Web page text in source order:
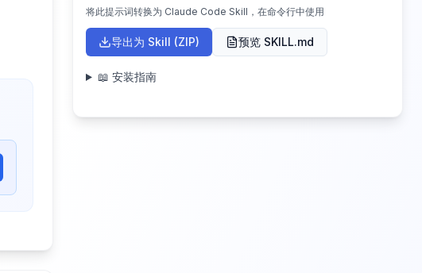
将此提示词转换为 Claude Code Skill，在命令行中使用
导出为 Skill (ZIP) 预览 SKILL.md
📖 安装指南